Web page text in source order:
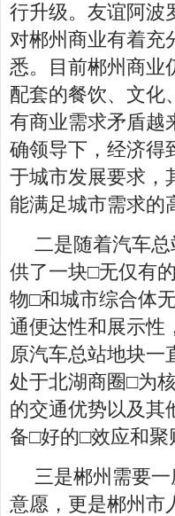
行升级。友谊阿波
对郴州商业有着充
悉。目前郴州商业
配套的餐饮、文化
有商业需求矛盾越
确领导下，经济得
于城市发展要求
能满足城市需求的
二是随着汽车
供了一块□无仅有
物□和城市综合体
通便达性和展示性
原汽车总站地块一
处于北湖商圈□为
的交通优势以及其
备□好的□效应和聚
三是郴州需要
意愿，更是郴州市